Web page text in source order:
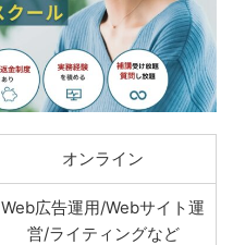
オンライン
Web広告運用/Webサイト運
営/ライティングなど